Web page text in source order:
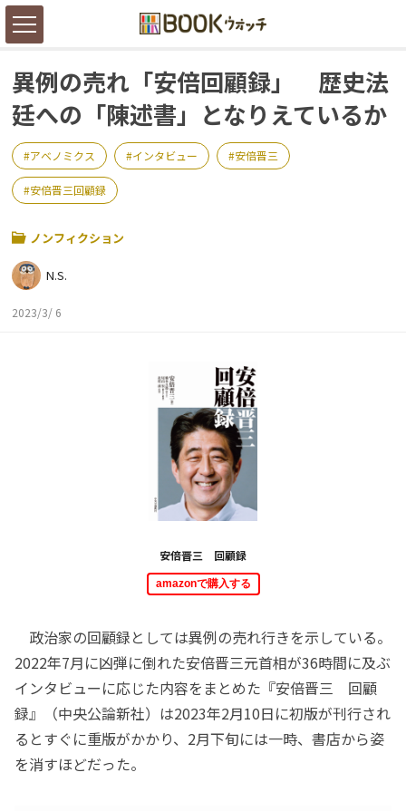
異例の売れ「安倍回顧録」 歴史法
廷への「陳述書」となりえているか
アベノミクス インタビュー 安倍晋三
安倍晋三回顧録
ノンフィクション
N.S.
2023/3/ 6
安倍晋三 回顧録
amazonで購入する
政治家の回顧録としては異例の売れ行きを示している。
2022年7月に凶弾に倒れた安倍晋三元首相が36時間に及ぶ
インタビューに応じた内容をまとめた『安倍晋三 回顧
録』（中央公論新社）は2023年2月10日に初版が刊行され
るとすぐに重版がかかり、2月下旬には一時、書店から姿
を消すほどだった。